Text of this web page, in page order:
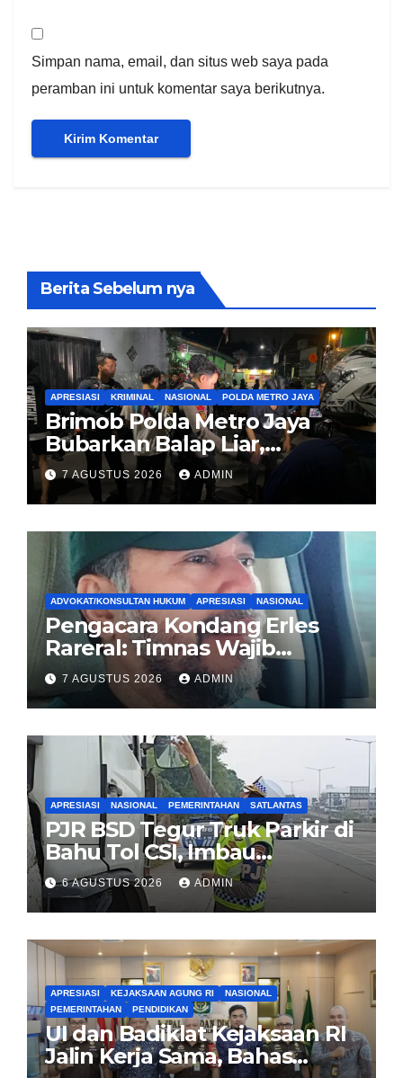
Simpan nama, email, dan situs web saya pada
peramban ini untuk komentar saya berikutnya.
Berita Sebelum nya
APRESIASI KRIMINAL NASIONAL POLDA METRO JAYA
Brimob Polda Metro Jaya
Bubarkan Balap Liar,
Sembilan Motor Diamankan
di Jakarta Timur
7 AGUSTUS 2026 ADMIN
ADVOKAT/KONSULTAN HUKUM APRESIASI NASIONAL
Pengacara Kondang Erles
Rareral: Timnas Wajib
Menang Lawan Singapura,
Jadi Kado HUT Kemerdekaan
untuk Rakyat
7 AGUSTUS 2026 ADMIN
APRESIASI NASIONAL PEMERINTAHAN SATLANTAS
PJR BSD Tegur Truk Parkir di
Bahu Tol CSI, Imbau
Pengendara Tertib
6 AGUSTUS 2026 ADMIN
APRESIASI KEJAKSAAN AGUNG RI
NASIONAL
PEMERINTAHAN
PENDIDIKAN
UI dan Badiklat Kejaksaan RI
Jalin Kerja Sama, Bahas